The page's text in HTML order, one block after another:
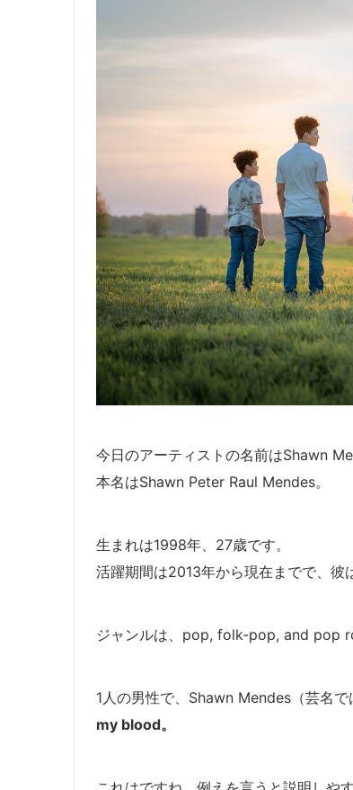
今日のアーティストの名前はShawn
本名はShawn Peter Raul Mendes。
生まれは1998年、27歳です。
活躍期間は2013年から現在までで、
ジャンルは、pop, folk-pop, and pop
1人の男性で、Shawn Mendes（芸名
my blood。